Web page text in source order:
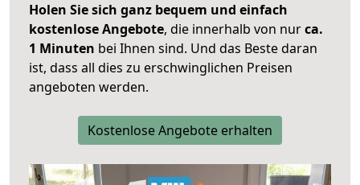
Holen Sie sich ganz bequem und einfach
kostenlose Angebote, die innerhalb von nurca.
1 Minuten bei Ihnen sind. Und das Beste daran
ist, dass all dies zu erschwinglichen Preisen
angeboten werden.
Kostenlose Angebote erhalten